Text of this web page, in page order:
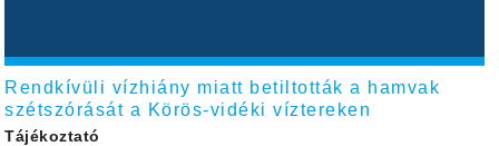
Rendkívüli vízhiány miatt betiltották a hamvak
szétszórását a Körös-vidéki víztereken
Tájékoztató